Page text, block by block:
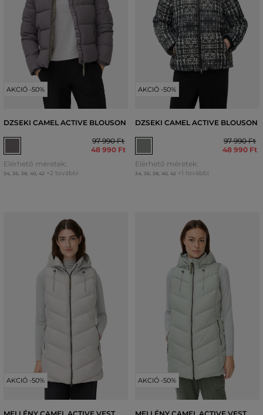
AKCIÓ -50%
DZSEKI CAMEL ACTIVE BLOUSON
97 990 Ft
48 990 Ft
Elérhető méretek:
34, 36, 38, 40, 42 +2 további
AKCIÓ -50%
DZSEKI CAMEL ACTIVE BLOUSON
97 990 Ft
48 990 Ft
Elérhető méretek:
34, 36, 38, 40, 42 +1 további
AKCIÓ -50% AKCIÓ -50%